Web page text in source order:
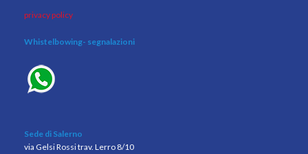
privacy policy
Whistelbowing- segnalazioni
Sede di Salerno
via Gelsi Rossi trav. Lerro 8/10